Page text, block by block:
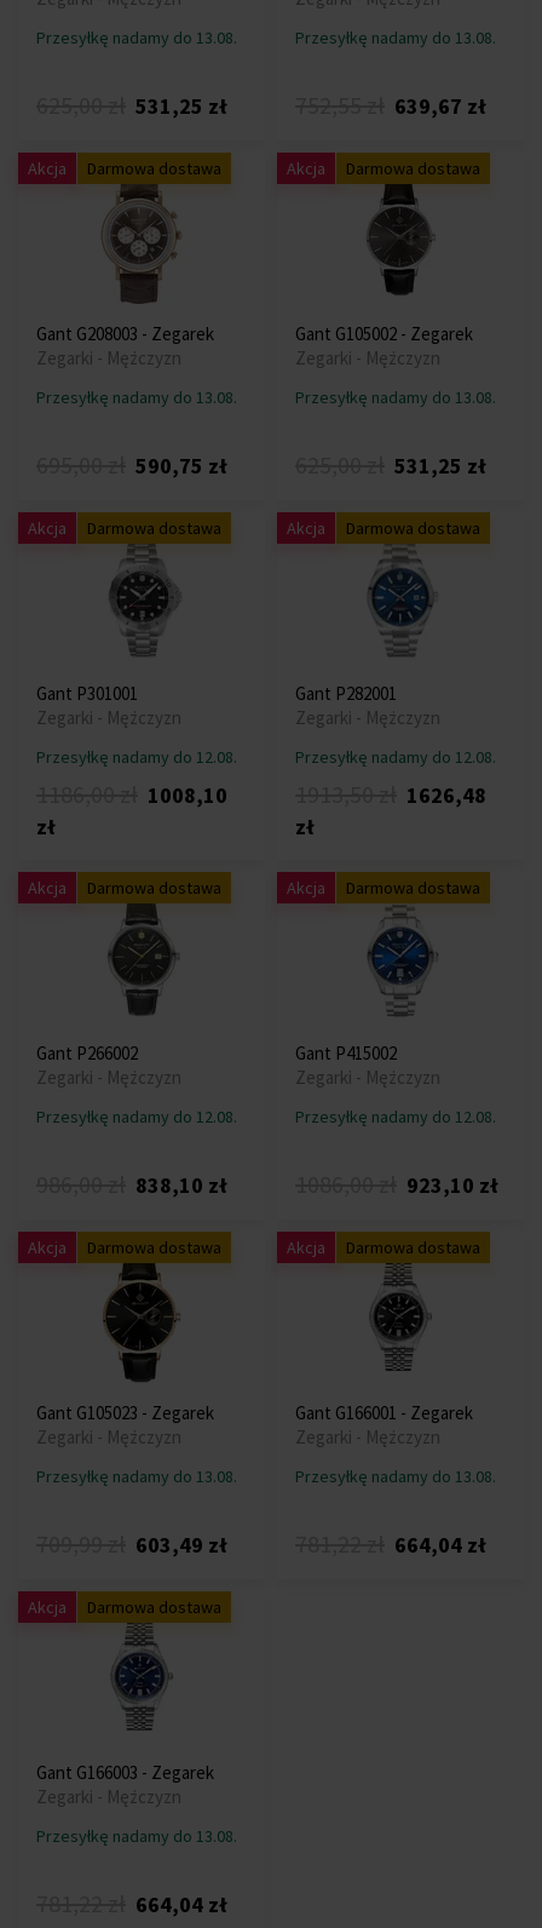
Przesyłkę nadamy do 13.08.
531,25 zł
Przesyłkę nadamy do 13.08.
639,67 zł
Akcja Darmowa dostawa
Gant G208003 - Zegarek
Zegarki - Mężczyzn
Przesyłkę nadamy do 13.08.
590,75 zł
Akcja Darmowa dostawa
Gant G105002 - Zegarek
Zegarki - Mężczyzn
Przesyłkę nadamy do 13.08.
531,25 zł
Akcja Darmowa dostawa
Gant P301001
Zegarki - Mężczyzn
Przesyłkę nadamy do 12.08.
1008,10
zł
Akcja Darmowa dostawa
Gant P282001
Zegarki - Mężczyzn
Przesyłkę nadamy do 12.08.
1626,48
zł
Akcja Darmowa dostawa
Gant P266002
Zegarki - Mężczyzn
Przesyłkę nadamy do 12.08.
838,10 zł
Akcja Darmowa dostawa
Gant P415002
Zegarki - Mężczyzn
Przesyłkę nadamy do 12.08.
923,10 zł
Akcja Darmowa dostawa
Gant G105023 - Zegarek
Zegarki - Mężczyzn
Przesyłkę nadamy do 13.08.
603,49 zł
Akcja Darmowa dostawa
Gant G166001 - Zegarek
Zegarki - Mężczyzn
Przesyłkę nadamy do 13.08.
664,04 zł
Akcja Darmowa dostawa
Gant G166003 - Zegarek
Zegarki - Mężczyzn
Przesyłkę nadamy do 13.08.
664,04 zł